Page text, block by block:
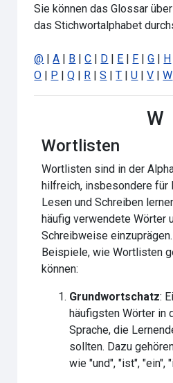
Sie können das Glossar
das Stichwortalphabet
@ |A | B |C | D | E | F |G | H
O | P |Q | R |S |T |U |V |W
W
Wortlisten
Wortlisten sind in der
hilfreich, insbesondere für
Lesen und Schreiben
häufig verwendete Wörter
Schreibweise
Beispiele, wie Wortlisten
können:
Grundwortschatz:
häufigsten Wörter in
Sprache, die
sollten. Dazu
wie "und", "ist", "ein",